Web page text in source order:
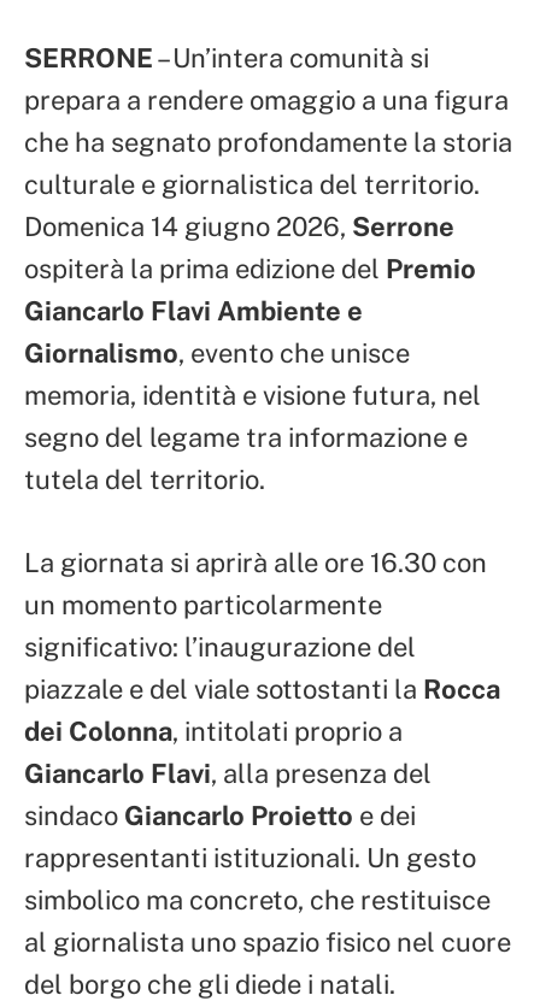
SERRONE– Un’intera comunità si
prepara a rendere omaggio a una figura
che ha segnato profondamente la storia
culturale e giornalistica del territorio.
Domenica 14 giugno 2026, Serrone
ospiterà la prima edizione del Premio
Giancarlo Flavi Ambiente e
Giornalismo, evento che unisce
memoria, identità e visione futura, nel
segno del legame tra informazione e
tutela del territorio.
La giornata si aprirà alle ore 16.30 con
un momento particolarmente
significativo: l’inaugurazione del
piazzale e del viale sottostanti la Rocca
dei Colonna, intitolati proprio a
Giancarlo Flavi, alla presenza del
sindaco Giancarlo Proietto e dei
rappresentanti istituzionali. Un gesto
simbolico ma concreto, che restituisce
al giornalista uno spazio fisico nel cuore
del borgo che gli diede i natali.